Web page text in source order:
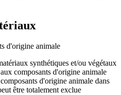
d'origine animale
synthétiques et/ou végétaux
composants d'origine animale
d'origine animale dans
être totalement exclue